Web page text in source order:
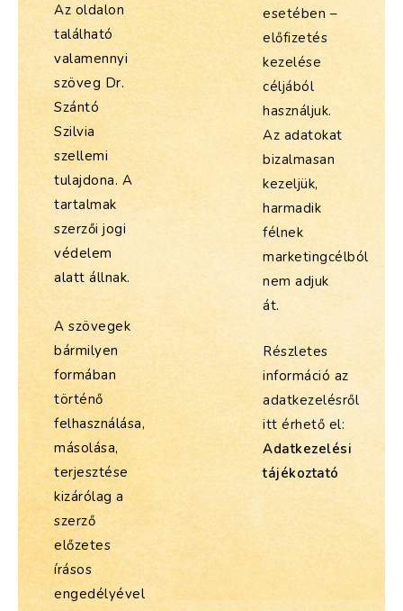
Az oldalon
található
valamennyi
szöveg Dr.
Szántó
Szilvia
szellemi
tulajdona. A
tartalmak
szerzői jogi
védelem
alatt állnak.
A szövegek
bármilyen
formában
történő
felhasználása,
másolása,
terjesztése
kizárólag a
szerző
előzetes
írásos
engedélyével
esetében –
előfizetés
kezelése
céljából
használjuk.
Az adatokat
bizalmasan
kezeljük,
harmadik
félnek
marketingcélból
nem adjuk
át.
Részletes
információ az
adatkezelésről
itt érhető el:
Adatkezelési
tájékoztató